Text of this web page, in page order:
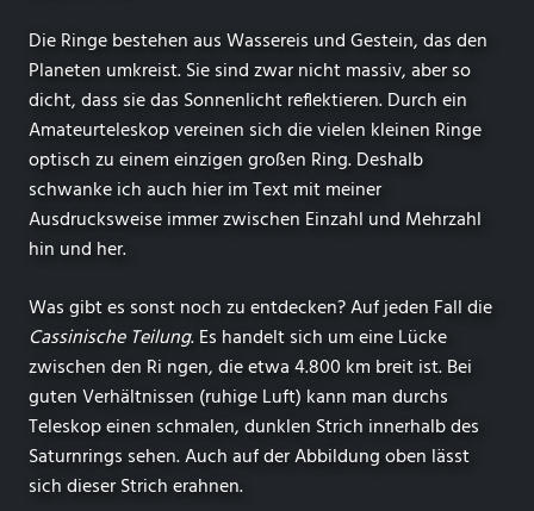
Die Ringe bestehen aus Wassereis und Gestein, das den
Planeten umkreist. Sie sind zwar nicht massiv, aber so
dicht, dass sie das Sonnenlicht reflektieren. Durch ein
Amateurteleskop vereinen sich die vielen kleinen Ringe
optisch zu einem einzigen großen Ring. Deshalb
schwanke ich auch hier im Text mit meiner
Ausdrucksweise immer zwischen Einzahl und Mehrzahl
hin und her.
Was gibt es sonst noch zu entdecken? Auf jeden Fall die
Cassinische Teilung. Es handelt sich um eine Lücke
zwischen den Ri ngen, die etwa 4.800 km breit ist. Bei
guten Verhältnissen (ruhige Luft) kann man durchs
Teleskop einen schmalen, dunklen Strich innerhalb des
Saturnrings sehen. Auch auf der Abbildung oben lässt
sich dieser Strich erahnen.